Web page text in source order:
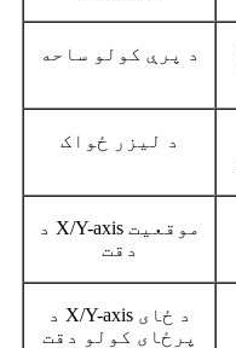
د پرې کولو ساحه
د لیزر ځواک
د X/Y-axis موقعیت
دقت
د X/Y-axis د ځای
پرځای کولو دقت